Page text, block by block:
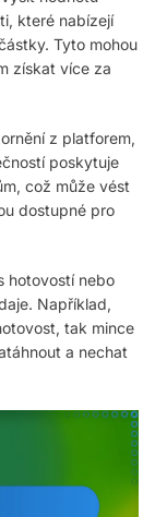
které nabízejí
Tyto mohou
získat více za
z platforem,
poskytuje
což může vést
dostupné pro
hotovostí nebo
Například,
tak mince
a nechat